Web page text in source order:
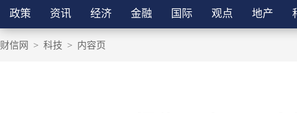
政策 资讯 经济 金融 国际 观点 地产
财信网 > 科技 > 内容页